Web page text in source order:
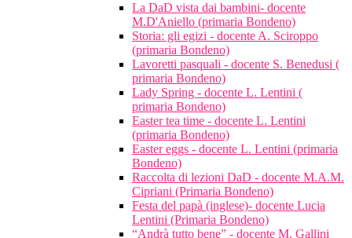
La DaD vista dai bambini- docente
M.D'Aniello (primaria Bondeno)
Storia: gli egizi - docente A. Sciroppo
(primaria Bondeno)
Lavoretti pasquali - docente S. Benedusi (
primaria Bondeno)
Lady Spring - docente L. Lentini (
primaria Bondeno)
Easter tea time - docente L. Lentini
(primaria Bondeno)
Easter eggs - docente L. Lentini (primaria
Bondeno)
Raccolta di lezioni DaD - docente M.A.M.
Cipriani (Primaria Bondeno)
Festa del papà (inglese)- docente Lucia
Lentini (Primaria Bondeno)
“Andrà tutto bene” - docente M. Gallini